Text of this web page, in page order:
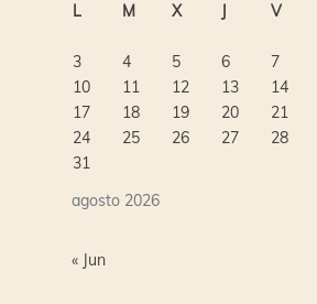
agosto 2026
L M X J V
3
4 5 6 7
10
11 12 13 14
17
18 19 20 21
24
25 26 27 28
31
« Jun